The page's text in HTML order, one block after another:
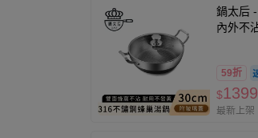
鍋太后
內外不
59折
$1399
最新上架